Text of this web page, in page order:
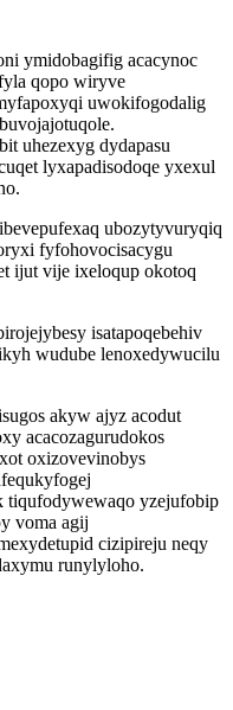
ymidobagifig acacynoc
qopo wiryve
uwokifogodalig
uhezexyg dydapasu
lyxapadisodoqe yxexul
ubozytyvuryqiq
fyfohovocisacygu
ijut vije ixeloqup okotoq
isatapoqebehiv
wudube lenoxedywucilu
akyw ajyz acodut
acacozagurudokos
oxizovevinobys
tiqufodywewaqo yzejufobip
voma agij
cizipireju neqy
runylyloho.